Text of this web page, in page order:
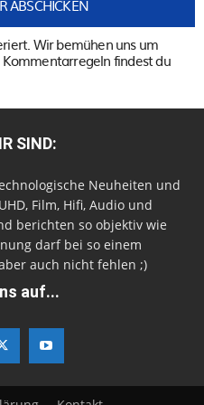
Wir bemühen uns um
findest du
SIND:
Neuheiten und
Film, Hifi, Audio und
berichten so objektiv wie
darf bei so einem
auch nicht fehlen ;)
auf...